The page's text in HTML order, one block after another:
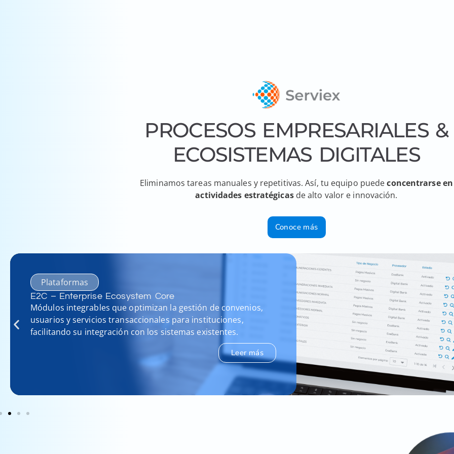
PROCESOS EMPRESARIALES &
ECOSISTEMAS DIGITALES
Eliminamos tareas manuales y repetitivas. Así, tu equipo puedeconcentrarse en
actividades estratégicasde alto valor e innovación.
Conoce más
Plataformas
E2C – Enterprise Ecosystem Core
Módulos integrables que optimizan la gestión de convenios,
usuarios y servicios transaccionales para instituciones,
facilitando su integración con los sistemas existentes.
Leer más